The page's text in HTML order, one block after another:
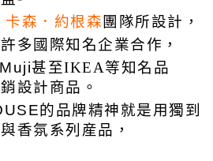
卡森．約根森 團隊所設計，
多國際知名企業合作，
甚至IKEA等知名品
設計商品。
的品牌精神就是用獨到
香氛系列産品，